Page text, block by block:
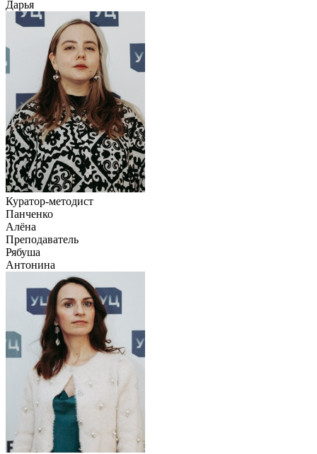
Дарья
Куратор-методист
Панченко
Алёна
Преподаватель
Рябуша
Антонина